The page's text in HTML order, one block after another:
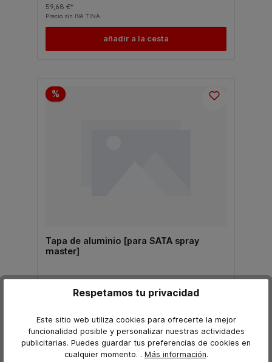
59,68 €*
Precio sin IVA TINA
añadir a la cesta
%
Tapa de aluminio [para SATA spray
master]
96,44 €*
añadir a la cesta
Respetamos tu privacidad
Este sitio web utiliza cookies para ofrecerte la mejor
funcionalidad posible y personalizar nuestras actividades
publicitarias. Puedes guardar tus preferencias de cookies en
cualquier momento. . Más información.